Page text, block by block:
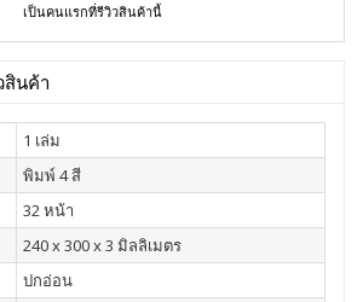
เป็นคนแรกที่รีวิวสินค้านี้
สินค้า
1 เล่ม
พิมพ์ 4 สี
32 หน้า
240 x 300 x 3 มิลลิเมตร
ปกอ่อน